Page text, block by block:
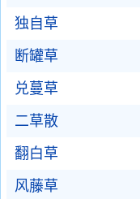
独自草
断罐草
兑蔓草
二草散
翻白草
风藤草